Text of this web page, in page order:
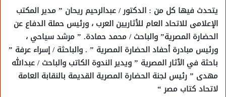
يتحدث فيها كل من : الدكتور / عبدالرحيم ريحان ” مدير المكتب
الإعلامى للاتحاد العام للأثاريين العرب ، ورئيس حملة الدفاع عن
الحضارة المصرية” والباحث / محمد حمادة. ” مرشد سياحي ،
ورئيس مبادرة أحفاد الحضارة المصرية ” . والباحثة / إسراء عرفة ”
باحثة في الٱثار المصرية ” ويدير الندوة الكاتب والباحث / عبدالله
مهدى ” رئيس لجنة الحضارة المصرية القديمة بالنقابة العامة
لاتحاد كتاب مصر “